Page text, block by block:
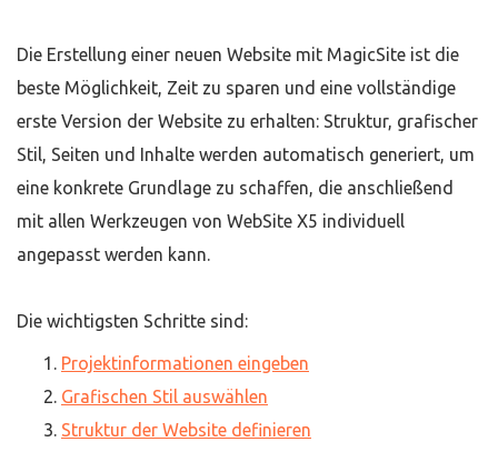
Die Erstellung einer neuen Website mit MagicSite ist die
beste Möglichkeit, Zeit zu sparen und eine vollständige
erste Version der Website zu erhalten: Struktur, grafischer
Stil, Seiten und Inhalte werden automatisch generiert, um
eine konkrete Grundlage zu schaffen, die anschließend
mit allen Werkzeugen von WebSite X5 individuell
angepasst werden kann.
Die wichtigsten Schritte sind:
Projektinformationen eingeben
Grafischen Stil auswählen
Struktur der Website definieren